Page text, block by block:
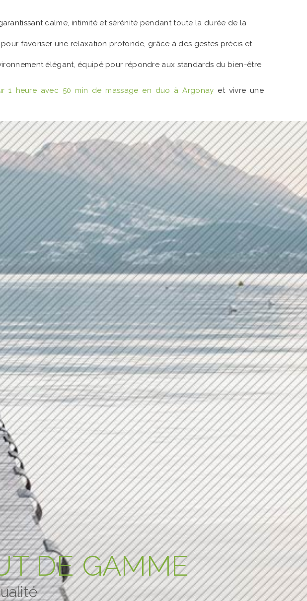
calme, intimité et sérénité pendant toute la durée de la
favoriser une relaxation profonde, grâce à des gestes précis et
élégant, équipé pour répondre aux standards du bien-être
1 heure avec 50 min de massage en duo à Argonay et vivre une
DE GAMME